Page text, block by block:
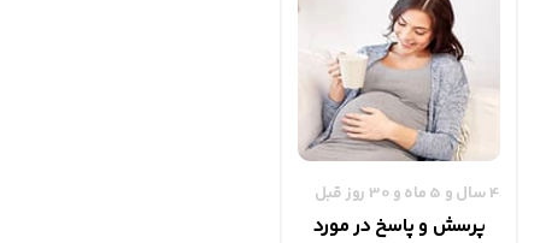
4 سال و 5 ماه و 30 روز قبل
پرسش و پاسخ در مورد